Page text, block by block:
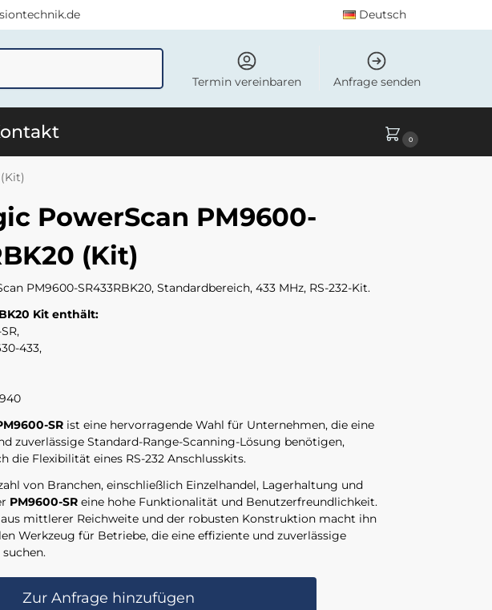
Deutsch
Termin vereinbaren Anfrage senden
0
PowerScan PM9600-
(Kit)
PM9600-SR433RBK20, Standardbereich, 433 MHz, RS-232-Kit.
Kit enthält:
433,
SRist eine hervorragende Wahl für Unternehmen, die eine
zuverlässige Standard-Range-Scanning-Lösung benötigen,
die Flexibilität eines RS-232 Anschlusskits.
von Branchen, einschließlich Einzelhandel, Lagerhaltung und
PM9600-SReine hohe Funktionalität und Benutzerfreundlichkeit.
mittlerer Reichweite und der robusten Konstruktion macht ihn
Werkzeug für Betriebe, die eine effiziente und zuverlässige
Zur Anfrage hinzufügen